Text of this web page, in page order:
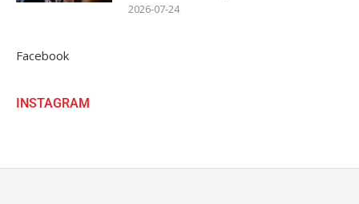
2026-07-24
Facebook
INSTAGRAM